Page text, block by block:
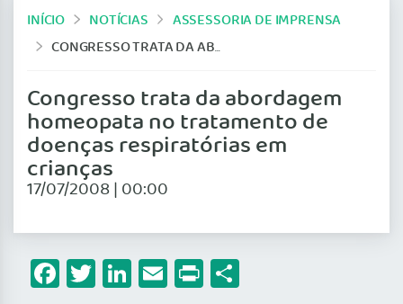
INÍCIO NOTÍCIAS
ASSESSORIA DE IMPRENSA
CONGRESSO TRATA DA ABORDAGEM HOMEOPATA NO TRATAMENTO DE DOENÇAS RESPIRATÓRIAS EM CRIANÇAS
Congresso trata da abordagem
homeopata no tratamento de
doenças respiratórias em
crianças
17/07/2008 | 00:00
Facebook
Twitter
LinkedIn
Email
Print